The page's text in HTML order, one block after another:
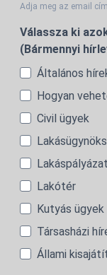
Adja meg az email
Válassza ki
(Bármennyi
Általános
Hogyan
Civil ügyek
Lakáspályázat
Lakótér
Kutyás ügyek
Társasházi
Állami